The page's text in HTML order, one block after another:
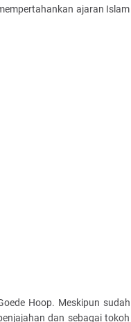
ajaran Islam
Hoop. Meskipun sudah
dan sebagai tokoh